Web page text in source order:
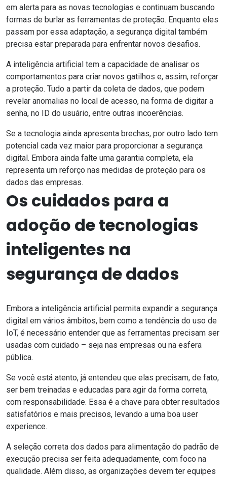
em alerta para as novas tecnologias e continuam buscando
formas de burlar as ferramentas de proteção. Enquanto eles
passam por essa adaptação, a segurança digital também
precisa estar preparada para enfrentar novos desafios.
A inteligência artificial tem a capacidade de analisar os
comportamentos para criar novos gatilhos e, assim, reforçar
a proteção. Tudo a partir da coleta de dados, que podem
revelar anomalias no local de acesso, na forma de digitar a
senha, no ID do usuário, entre outras incoerências.
Se a tecnologia ainda apresenta brechas, por outro lado tem
potencial cada vez maior para proporcionar a segurança
digital. Embora ainda falte uma garantia completa, ela
representa um reforço nas medidas de proteção para os
dados das empresas.
Os cuidados para a
adoção de tecnologias
inteligentes na
segurança de dados
Embora a inteligência artificial permita expandir a segurança
digital em vários âmbitos, bem como a tendência do uso de
IoT, é necessário entender que as ferramentas precisam ser
usadas com cuidado – seja nas empresas ou na esfera
pública.
Se você está atento, já entendeu que elas precisam, de fato,
ser bem treinadas e educadas para agir da forma correta,
com responsabilidade. Essa é a chave para obter resultados
satisfatórios e mais precisos, levando a uma boa user
experience.
A seleção correta dos dados para alimentação do padrão de
execução precisa ser feita adequadamente, com foco na
qualidade. Além disso, as organizações devem ter equipes